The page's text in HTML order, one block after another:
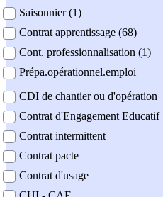
Saisonnier (1)
Contrat apprentissage (68)
Cont. professionnalisation (1)
Prépa.opérationnel.emploi
CDI de chantier ou d'opération
Contrat d'Engagement Educatif
Contrat intermittent
Contrat pacte
Contrat d'usage